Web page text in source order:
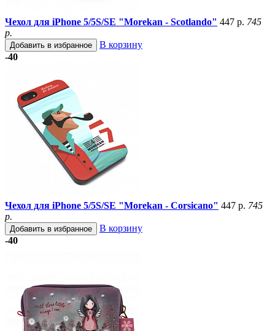
Чехол для iPhone 5/5S/SE "Morekan - Scotlando" 447 р. 745
р.
Добавить в избранное
В корзину
-40
Чехол для iPhone 5/5S/SE "Morekan - Corsicano" 447 р. 745
р.
Добавить в избранное
В корзину
-40